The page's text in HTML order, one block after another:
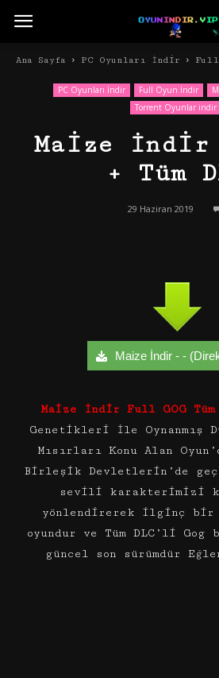
Ana Sayfa PC Oyunları İndir Full
PC Oyunları İndir Full Oyun İndir
Torrent Oyunlar indir
Maize
+ Tüm
29 Haziran 2019
Maize İndir - -
Maize İndir Full GOG Tüm
Genetikleri İle Oynanmış
Mısırları Konu Alan
Birleşik Devletlerin’de
sevili karakterimizi
yönlendirerek ilginç bir
oyundur ve Tüm DLC’li
güncel son sürümdür